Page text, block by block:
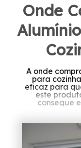
Onde
A onde
para
eficaz para
este
consegue
porta de